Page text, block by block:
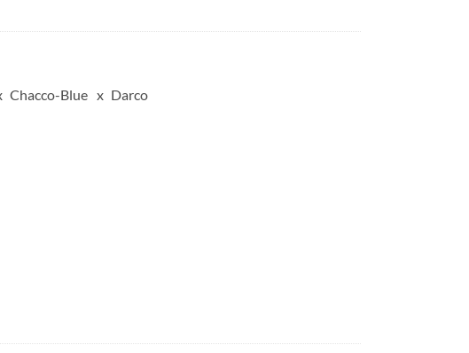
Chacco-Blue
Darco